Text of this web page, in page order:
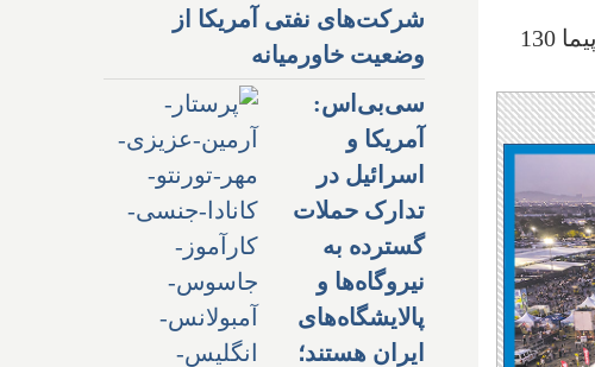
"فرانسوا فیلیپ شامپاین" وزیر امور خارجه‌ روز سه شنبه با انتشار این خبر گفت:" این هواپیما 130
شرکت‌های نفتی آمریکا از
وضعیت خاورمیانه
سی‌بی‌اس:
آمریکا و
اسرائیل در
تدارک حملات
گسترده به
نیروگاه‌ها و
پالایشگاه‌های
ایران هستند؛